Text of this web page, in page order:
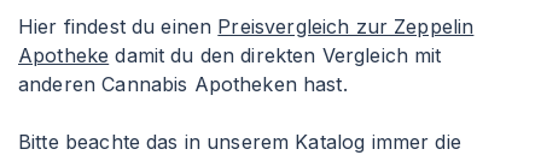
Hier findest du einen Preisvergleich zur Zeppelin
Apotheke damit du den direkten Vergleich mit
anderen Cannabis Apotheken hast.
Bitte beachte das in unserem Katalog immer die